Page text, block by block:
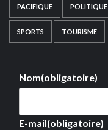
PACIFIQUE POLITIQUE
SPORTS TOURISME
Nom(obligatoire)
E-mail(obligatoire)